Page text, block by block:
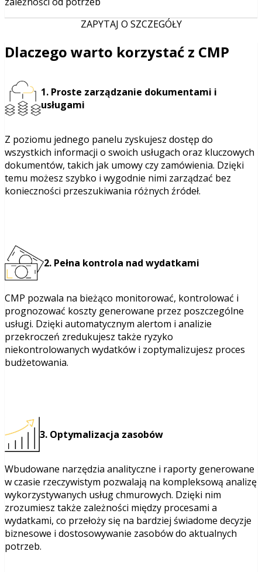
ZAPYTAJ O SZCZEGÓŁY
Dlaczego warto korzystać z CMP
1. Proste zarządzanie dokumentami i
usługami
Z poziomu jednego panelu zyskujesz dostęp do
wszystkich informacji o swoich usługach oraz kluczowych
dokumentów, takich jak umowy czy zamówienia. Dzięki
temu możesz szybko i wygodnie nimi zarządzać bez
konieczności przeszukiwania różnych źródeł.
2. Pełna kontrola nad wydatkami
CMP pozwala na bieżąco monitorować, kontrolować i
prognozować koszty generowane przez poszczególne
usługi. Dzięki automatycznym alertom i analizie
przekroczeń zredukujesz także ryzyko
niekontrolowanych wydatków i zoptymalizujesz proces
budżetowania.
3. Optymalizacja zasobów
Wbudowane narzędzia analityczne i raporty generowane
w czasie rzeczywistym pozwalają na kompleksową analizę
wykorzystywanych usług chmurowych. Dzięki nim
zrozumiesz także zależności między procesami a
wydatkami, co przełoży się na bardziej świadome decyzje
biznesowe i dostosowywanie zasobów do aktualnych
potrzeb.